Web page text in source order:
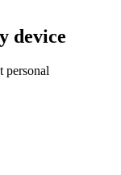
device
personal